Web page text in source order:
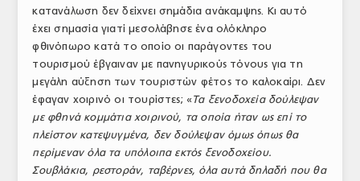
κατανάλωση δεν δείχνει σημάδια ανάκαμψης. Κι αυτό
έχει σημασία γιατί μεσολάβησε ένα ολόκληρο
φθινόπωρο κατά το οποίο οι παράγοντες του
τουρισμού έβγαιναν με πανηγυρικούς τόνους για τη
μεγάλη αύξηση των τουριστών φέτος το καλοκαίρι. Δεν
έφαγαν χοιρινό οι τουρίστες; «Τα ξενοδοχεία δούλεψαν
με φθηνά κομμάτια χοιρινού, τα οποία ήταν ως επί το
πλείστον κατεψυγμένα, δεν δούλεψαν όμως όπως θα
περίμεναν όλα τα υπόλοιπα εκτός ξενοδοχείου.
Σουβλάκια, ρεστοράν, ταβέρνες, όλα αυτά δηλαδή που θα